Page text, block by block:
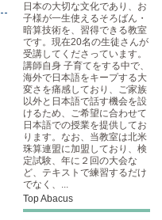
日本の大切な文化であり、お
子様が一生使えるそろばん・
暗算技術を、習得できる教室
です。現在20名の生徒さんが
受講してくださっています。
講師自身 子育てをする中で、
海外で日本語をキープする大
変さを痛感しており、ご家族
以外と日本語で話す機会を設
けるため、ご希望に合わせて
日本語での授業を提供してお
ります。なお、当教室は北米
珠算連盟に加盟しており、検
定試験、年に２回の大会な
ど、テキストで練習するだけ
でなく、...
Top Abacus